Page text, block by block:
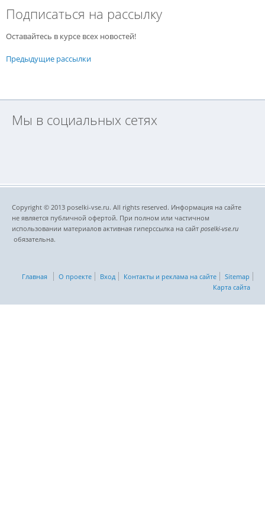
Подписаться на рассылку
Оставайтесь в курсе всех новостей!
Предыдущие рассылки
Мы в социальных сетях
Copyright © 2013 poselki-vse.ru. All rights reserved. Информация на сайте
не является публичной офертой. При полном или частичном
использовании материалов активная гиперссылка на сайт poselki-vse.ru​
обязательна.
Главная О проекте Вход Контакты и реклама на сайте
Sitemap
Карта сайта